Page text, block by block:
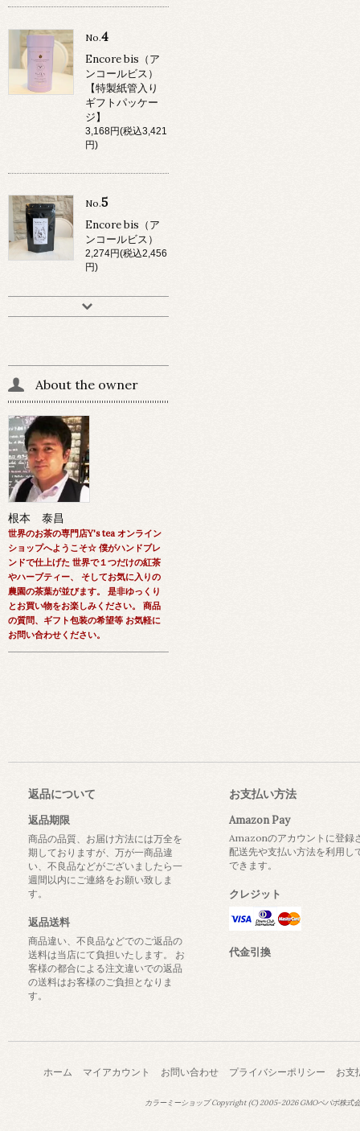
No.4
Encore bis（ア
ンコールビス）
【特製紙管入り
ギフトパッケー
ジ】
3,168円(税込3,421
円)
No.5
Encore bis（ア
ンコールビス）
2,274円(税込2,456
円)
About the owner
根本 泰昌
世界のお茶の専門店Y's tea オンライン
ショップへようこそ☆ 僕がハンドブレ
ンドで仕上げた 世界で１つだけの紅茶
やハーブティー、 そしてお気に入りの
農園の茶葉が並びます。 是非ゆっくり
とお買い物をお楽しみください。 商品
の質問、ギフト包装の希望等 お気軽に
お問い合わせください。
返品について
返品期限
商品の品質、お届け方法には万全を
期しておりますが、万が一商品違
い、不良品などがございましたら一
週間以内にご連絡をお願い致しま
す。
返品送料
商品違い、不良品などでのご返品の
送料は当店にて負担いたします。 お
客様の都合による注文違いでの返品
の送料はお客様のご負担となりま
す。
お支払い方法
Amazon Pay
Amazonのアカウントに登録
配送先や支払い方法を利用し
できます。
クレジット
代金引換
ホーム マイアカウント お問い合わせ プライバシーポリシー お支
カラーミーショップCopyright (C) 2005-2026GMOペパボ株式